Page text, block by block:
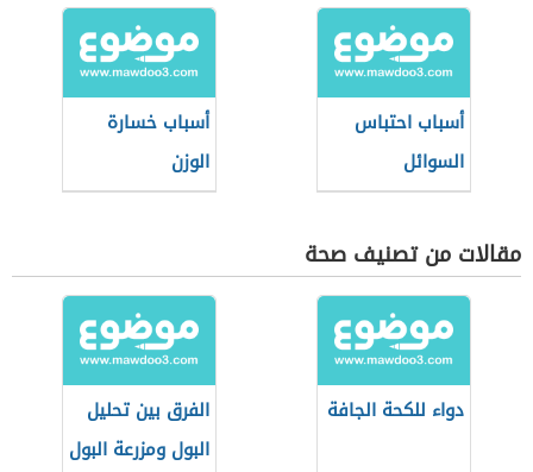
أسباب احتباس
السوائل
أسباب خسارة
الوزن
مقالات من تصنيف صحة
دواء للكحة الجافة
الفرق بين تحليل
البول ومزرعة البول